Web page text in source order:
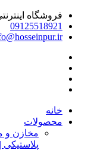
فروشگاه
09125518921
خانه
محصولات
مخازن و
پلاستیکی